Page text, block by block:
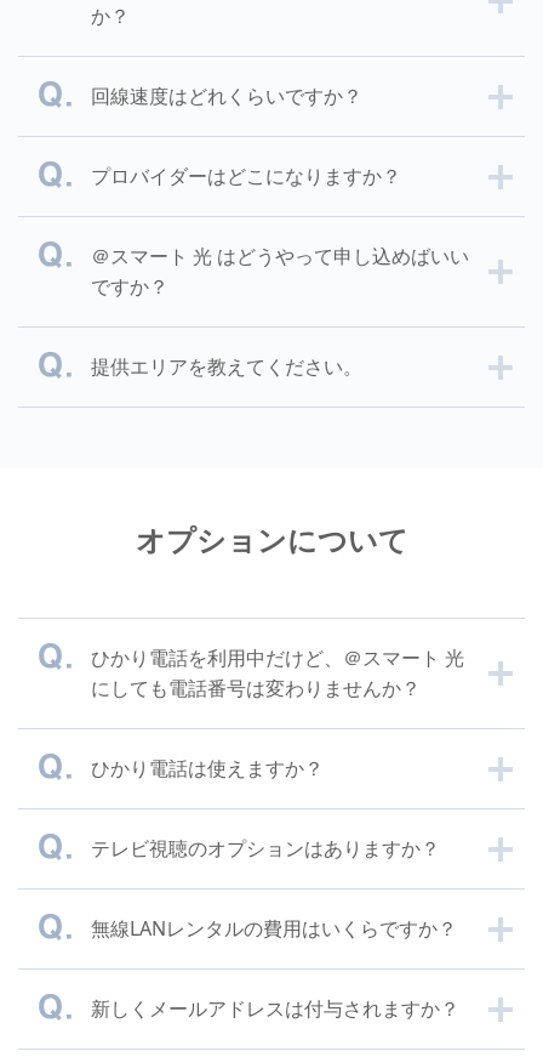
か？
回線速度はどれくらいですか？
プロバイダーはどこになりますか？
＠スマート 光 はどうやって申し込めばいい
ですか？
提供エリアを教えてください。
オプションについて
ひかり電話を利用中だけど、＠スマート 光
にしても電話番号は変わりませんか？
ひかり電話は使えますか？
テレビ視聴のオプションはありますか？
無線LANレンタルの費用はいくらですか？
新しくメールアドレスは付与されますか？